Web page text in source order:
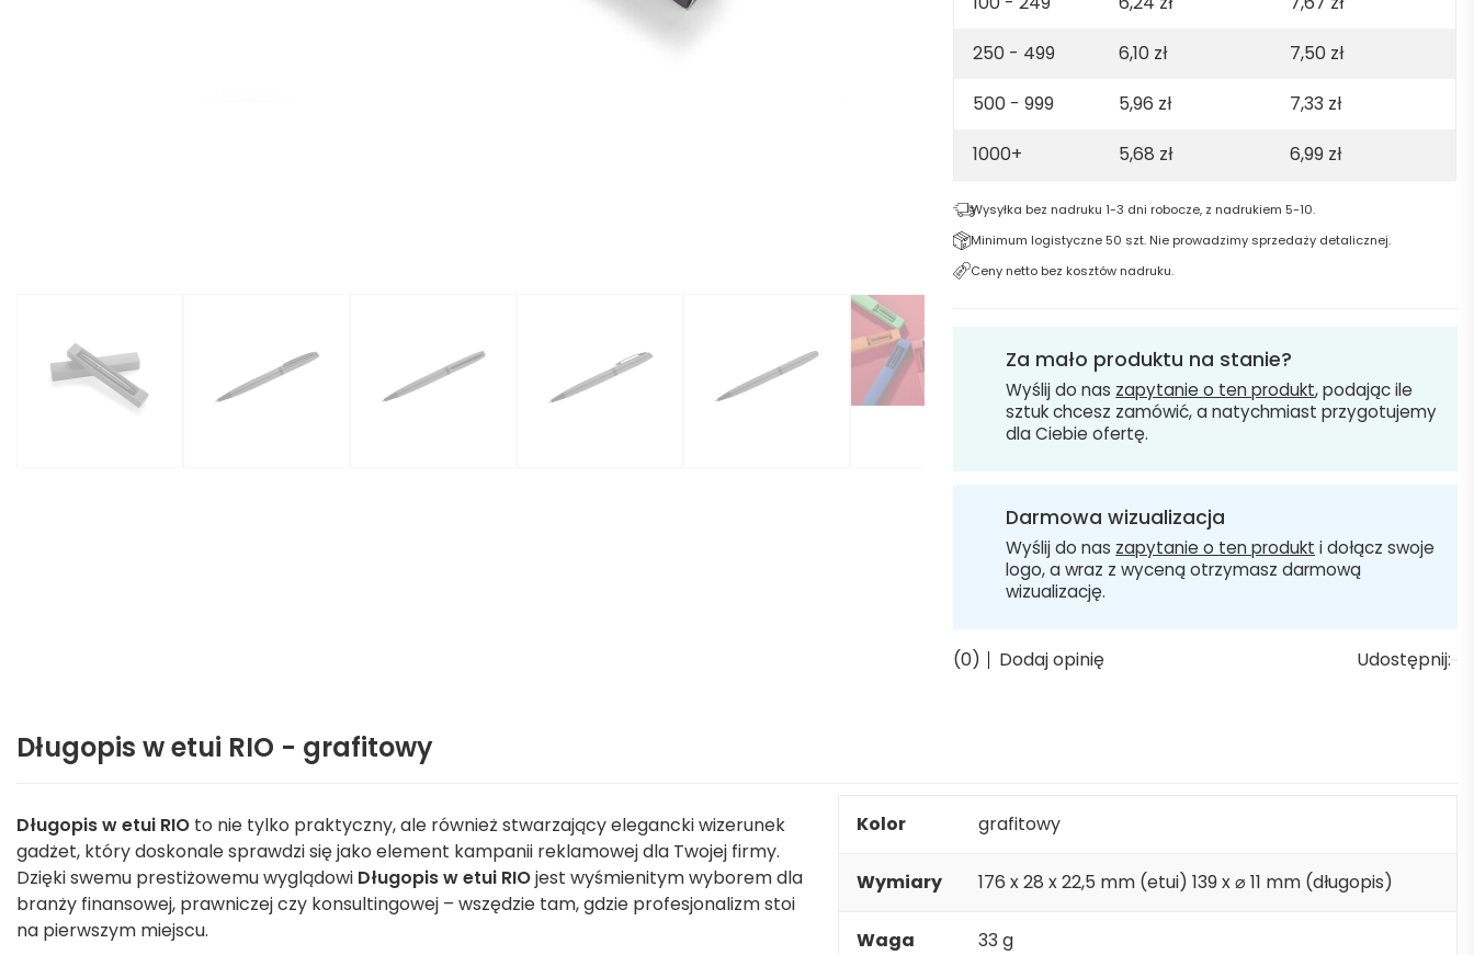
250 - 499
6,10 zł 7,50 zł
500 - 999
5,96 zł 7,33 zł
1000+
5,68 zł 6,99 zł
Wysyłka bez nadruku 1-3 dni robocze, z nadrukiem 5-10.
Minimum logistyczne 50 szt. Nie prowadzimy sprzedaży detalicznej.
Ceny netto bez kosztów nadruku.
Za mało produktu na stanie?
Wyślij do nas zapytanie o ten produkt, podając ile
sztuk chcesz zamówić, a natychmiast przygotujemy
dla Ciebie ofertę.
Darmowa wizualizacja
Wyślij do nas zapytanie o ten produkt i dołącz swoje
logo, a wraz z wyceną otrzymasz darmową
wizualizację.
(0) Dodaj opinię Udostępnij:
Długopis w etui RIO - grafitowy
Długopis w etui RIO to nie tylko praktyczny, ale również stwarzający elegancki wizerunek
gadżet, który doskonale sprawdzi się jako element kampanii reklamowej dla Twojej firmy.
Dzięki swemu prestiżowemu wyglądowi Długopis w etui RIOjest wyśmienitym wyborem dla
branży finansowej, prawniczej czy konsultingowej – wszędzie tam, gdzie profesjonalizm stoi
na pierwszym miejscu.
Kolor grafitowy
Wymiary 176 x 28 x 22,5 mm (etui) 139 x ⌀ 11 mm (długopis)
Waga 33 g